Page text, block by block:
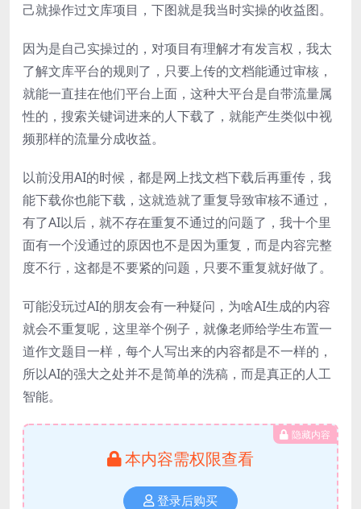
己就操作过文库项目，下图就是我当时实操的收益图。
因为是自己实操过的，对项目有理解才有发言权，我太
了解文库平台的规则了，只要上传的文档能通过审核，
就能一直挂在他们平台上面，这种大平台是自带流量属
性的，搜索关键词进来的人下载了，就能产生类似中视
频那样的流量分成收益。
以前没用AI的时候，都是网上找文档下载后再重传，我
能下载你也能下载，这就造就了重复导致审核不通过，
有了AI以后，就不存在重复不通过的问题了，我十个里
面有一个没通过的原因也不是因为重复，而是内容完整
度不行，这都是不要紧的问题，只要不重复就好做了。
可能没玩过AI的朋友会有一种疑问，为啥AI生成的内容
就会不重复呢，这里举个例子，就像老师给学生布置一
道作文题目一样，每个人写出来的内容都是不一样的，
所以AI的强大之处并不是简单的洗稿，而是真正的人工
智能。
隐藏内容
本内容需权限查看
登录后购买